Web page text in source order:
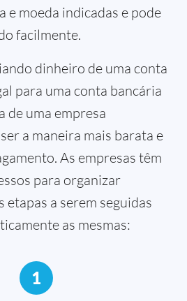
e moeda indicadas e pode
facilmente.
dinheiro de uma conta
para uma conta bancária
de uma empresa
a maneira mais barata e
As empresas têm
para organizar
etapas a serem seguidas
as mesmas:
1